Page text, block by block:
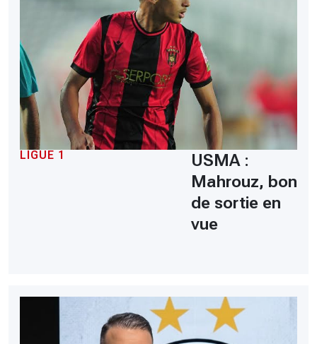
LIGUE 1
USMA :
Mahrouz, bon
de sortie en
vue